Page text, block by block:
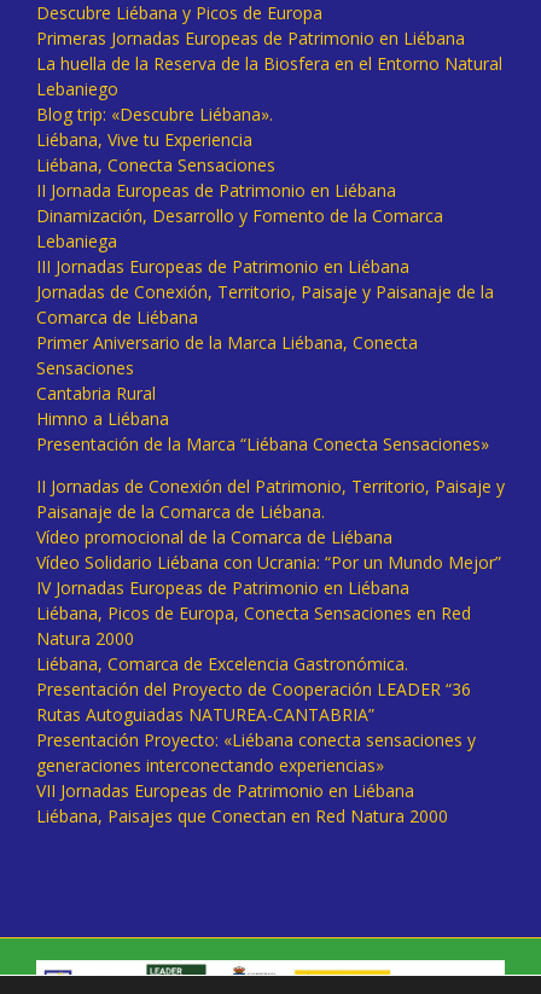
Descubre Liébana y Picos de Europa
Primeras Jornadas Europeas de Patrimonio en Liébana
La huella de la Reserva de la Biosfera en el Entorno Natural
Lebaniego
Blog trip: «Descubre Liébana».
Liébana, Vive tu Experiencia
Liébana, Conecta Sensaciones
II Jornada Europeas de Patrimonio en Liébana
Dinamización, Desarrollo y Fomento de la Comarca
Lebaniega
III Jornadas Europeas de Patrimonio en Liébana
Jornadas de Conexión, Territorio, Paisaje y Paisanaje de la
Comarca de Liébana
Primer Aniversario de la Marca Liébana, Conecta
Sensaciones
Cantabria Rural
Himno a Liébana
Presentación de la Marca “Liébana Conecta Sensaciones»
II Jornadas de Conexión del Patrimonio, Territorio, Paisaje y
Paisanaje de la Comarca de Liébana.
Vídeo promocional de la Comarca de Liébana
Vídeo Solidario Liébana con Ucrania: “Por un Mundo Mejor”
IV Jornadas Europeas de Patrimonio en Liébana
Liébana, Picos de Europa, Conecta Sensaciones en Red
Natura 2000
Liébana, Comarca de Excelencia Gastronómica.
Presentación del Proyecto de Cooperación LEADER “36
Rutas Autoguiadas NATUREA-CANTABRIA”
Presentación Proyecto: «Liébana conecta sensaciones y
generaciones interconectando experiencias»
VII Jornadas Europeas de Patrimonio en Liébana
Liébana, Paisajes que Conectan en Red Natura 2000